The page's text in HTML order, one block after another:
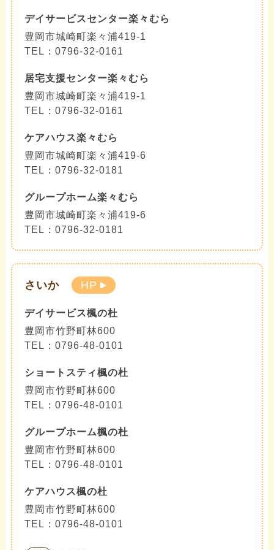
デイサービスセンター楽々むら
豊岡市城崎町楽々浦419-1
TEL：0796-32-0161
居宅支援センター楽々むら
豊岡市城崎町楽々浦419-1
TEL：0796-32-0161
ケアハウス楽々むら
豊岡市城崎町楽々浦419-6
TEL：0796-32-0181
グループホーム楽々むら
豊岡市城崎町楽々浦419-6
TEL：0796-32-0181
さいか HP
デイサービス楓の杜
豊岡市竹野町林600
TEL：0796-48-0101
ショートスティ楓の杜
豊岡市竹野町林600
TEL：0796-48-0101
グループホーム楓の杜
豊岡市竹野町林600
TEL：0796-48-0101
ケアハウス楓の杜
豊岡市竹野町林600
TEL：0796-48-0101